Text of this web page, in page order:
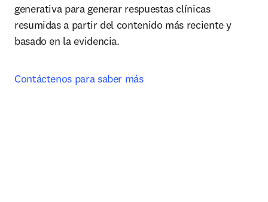
generativa para generar respuestas clínicas
resumidas a partir del contenido más reciente y
basado en la evidencia.
Contáctenos para saber más